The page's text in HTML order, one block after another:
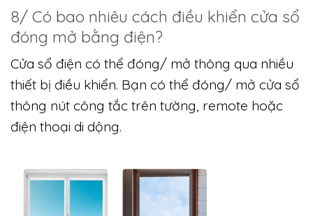
8/ Có bao nhiêu cách điều khiển cửa sổ
đóng mở bằng điện?
Cửa sổ điện có thể đóng/ mở thông qua nhiều
thiết bị điều khiển. Bạn có thể đóng/ mở cửa sổ
thông nút công tắc trên tường, remote hoặc
điện thoại di dộng.